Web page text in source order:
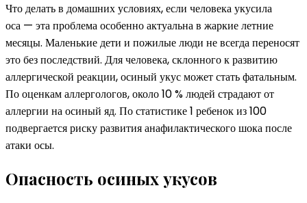
Что делать в домашних условиях, если человека укусила
оса — эта проблема особенно актуальна в жаркие летние
месяцы. Маленькие дети и пожилые люди не всегда переносят
это без последствий. Для человека, склонного к развитию
аллергической реакции, осиный укус может стать фатальным.
По оценкам аллергологов, около 10 % людей страдают от
аллергии на осиный яд. По статистике 1 ребенок из 100
подвергается риску развития анафилактического шока после
атаки осы.
Опасность осиных укусов